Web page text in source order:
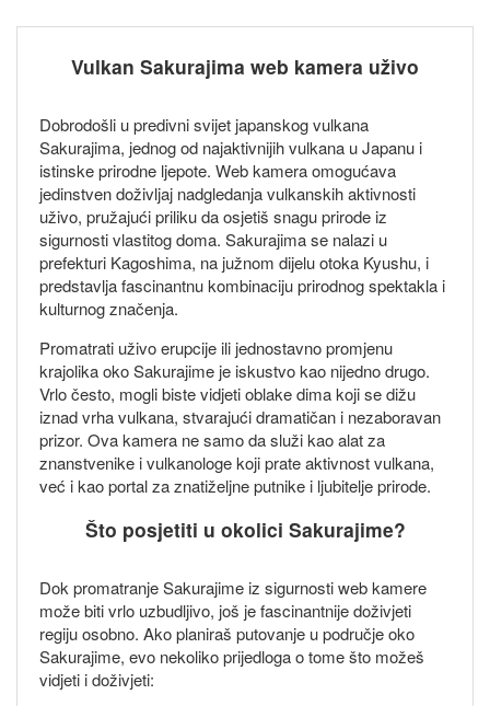
Vulkan Sakurajima web kamera uživo
Dobrodošli u predivni svijet japanskog vulkana
Sakurajima, jednog od najaktivnijih vulkana u Japanu i
istinske prirodne ljepote. Web kamera omogućava
jedinstven doživljaj nadgledanja vulkanskih aktivnosti
uživo, pružajući priliku da osjetiš snagu prirode iz
sigurnosti vlastitog doma. Sakurajima se nalazi u
prefekturi Kagoshima, na južnom dijelu otoka Kyushu, i
predstavlja fascinantnu kombinaciju prirodnog spektakla i
kulturnog značenja.
Promatrati uživo erupcije ili jednostavno promjenu
krajolika oko Sakurajime je iskustvo kao nijedno drugo.
Vrlo često, mogli biste vidjeti oblake dima koji se dižu
iznad vrha vulkana, stvarajući dramatičan i nezaboravan
prizor. Ova kamera ne samo da služi kao alat za
znanstvenike i vulkanologe koji prate aktivnost vulkana,
već i kao portal za znatiželjne putnike i ljubitelje prirode.
Što posjetiti u okolici Sakurajime?
Dok promatranje Sakurajime iz sigurnosti web kamere
može biti vrlo uzbudljivo, još je fascinantnije doživjeti
regiju osobno. Ako planiraš putovanje u područje oko
Sakurajime, evo nekoliko prijedloga o tome što možeš
vidjeti i doživjeti: